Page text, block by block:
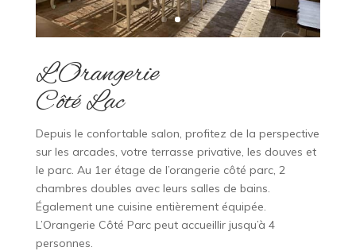
L’Orangerie
Côté Lac
Depuis le confortable salon, profitez de la perspective
sur les arcades, votre terrasse privative, les douves et
le parc. Au 1er étage de l’orangerie côté parc, 2
chambres doubles avec leurs salles de bains.
Également une cuisine entièrement équipée.
L’Orangerie Côté Parc peut accueillir jusqu’à 4
personnes.